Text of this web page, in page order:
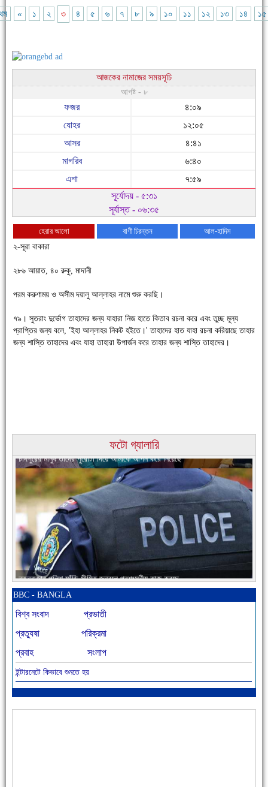
« ১ ২ ৩ ৪ ৫ ৬ ৭ ৮ ৯ ১০ ১১ ১২ ১৩ ১৪ ১৫
আজকের নামাজের সময়সূচি
আগষ্ট - ৮
ফজর
৪:০৯
যোহর
১২:০৫
আসর
৪:৪১
মাগরিব
৬:৪০
এশা
৭:৫৯
সূর্যোদয় - ৫:৩১
সূর্যাস্ত - ০৬:৩৫
হেরার আলো বাণী চিরন্তন
আল-হাদিস
২-সূরা বাকারা
২৮৬ আয়াত, ৪০ রুকু, মাদানী
পরম করুণাময় ও অসীম দয়ালু আল্লাহর নামে শুরু করছি।
৭৯। সুতরাং দুর্ভোগ তাহাদের জন্য যাহারা নিজ হাতে কিতাব রচনা করে এবং তুচ্ছ মূল্য
প্রাপ্তির জন্য বলে, 'ইহা আল্লাহর নিকট হইতে।' তাহাদের হাত যাহা রচনা করিয়াছে তাহার
জন্য শাস্তি তাহাদের এবং যাহা তাহারা উপার্জন করে তাহার জন্য শাস্তি তাহাদের।
ফটো গ্যালারি
চাঁদপুরে উই-এর প্রথম নানা ধরনের পণ্যের সমারোহ
চাঁদপুরের মানুষ তাদের পুরোটা দিয়ে আমাকে আপন করে নিয়েছে
নতুনবাজার পুলিশ ফাঁড়ি সীমিত জনবলে প্রশংসনীয় কাজ করছে
আজ বিশিষ্ট শিক্ষাবিদ এ.টি. আহমেদ হোসাইন রুশদীর ৪৬তম মৃত্যুবার্ষিকী
BBC - BANGLA
বিশ্ব সংবাদ
প্রভাতী
প্রত্যুষা
পরিক্রমা
প্রবাহ
সংলাপ
ইন্টারনেটে কিভাবে শুনতে হয়